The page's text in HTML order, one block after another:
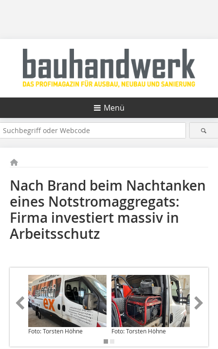
Menü
Nach Brand beim Nachtanken
eines Notstromaggregats:
Firma investiert massiv in
Arbeitsschutz
Foto: Torsten Höhne Foto: Torsten Höhne